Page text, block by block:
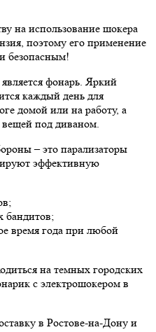
на использование шокера
поэтому его применение
безопасным!
фонарь. Яркий
каждый день для
домой или на работу, а
вещей под диваном.
– это парализаторы
эффективную
бандитов;
время года при любой
на темных городских
с электрошокером в
в Ростове-на-Дону и